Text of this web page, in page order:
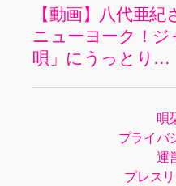
【動画】八代亜紀
ニューヨーク！ジ
唄」にうっとり…
唄
プライバ
運
プレス